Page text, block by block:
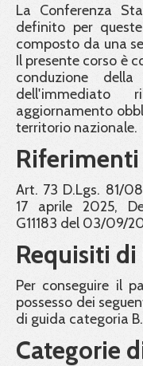
La Conferenza
definito per
composto da una
Il presente corso è
conduzione
aggiornamento
territorio nazionale.
Art. 73 D.Lgs. 81/
17 aprile 2025,
G11183 del 03/09/
Requisiti di
Per conseguire il
possesso dei
di guida categoria B.
Categorie